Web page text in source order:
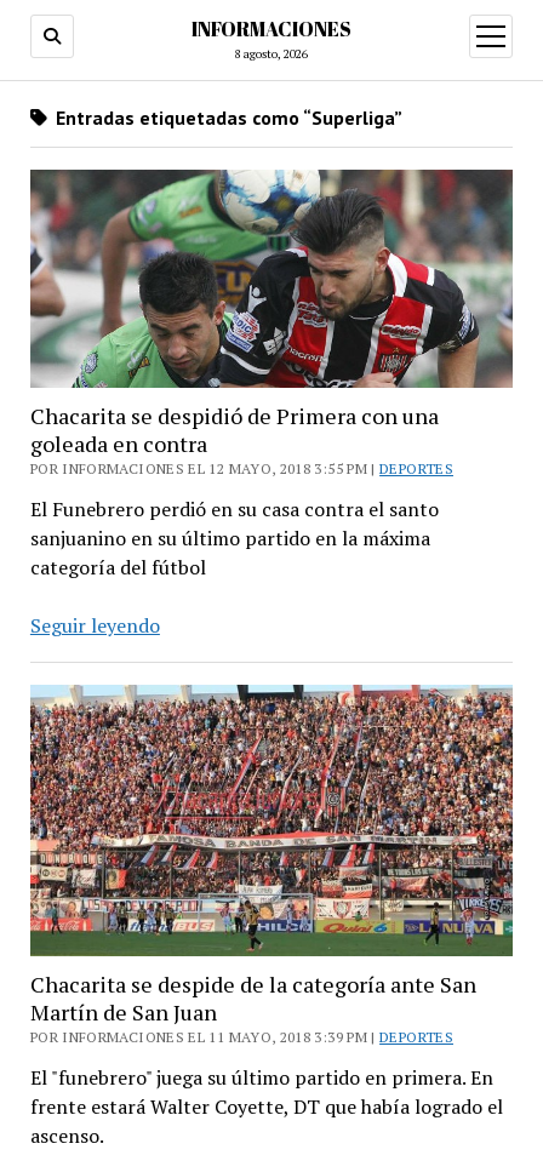
INFORMACIONES
8 agosto, 2026
abrir
menú
Entradas etiquetadas como “Superliga”
Chacarita se despidió de Primera con una
goleada en contra
POR INFORMACIONES EL 12 MAYO, 2018 3:55 PM |DEPORTES
El Funebrero perdió en su casa contra el santo
sanjuanino en su último partido en la máxima
categoría del fútbol
Seguir leyendoChacarita
despidió
de
Primera
con
una
goleada
en
contra
Chacarita se despide de la categoría ante San
Martín de San Juan
POR INFORMACIONES EL 11 MAYO, 2018 3:39 PM |DEPORTES
El "funebrero" juega su último partido en primera. En
frente estará Walter Coyette, DT que había logrado el
ascenso.